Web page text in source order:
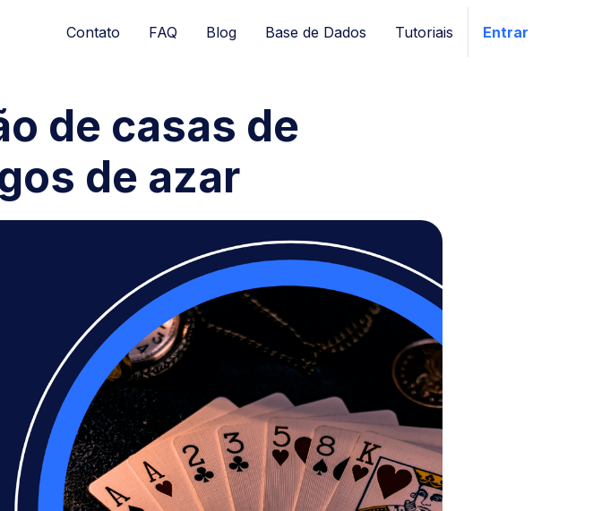
Contato FAQ Blog Base de Dados Tutoriais Entrar
de casas de
de azar